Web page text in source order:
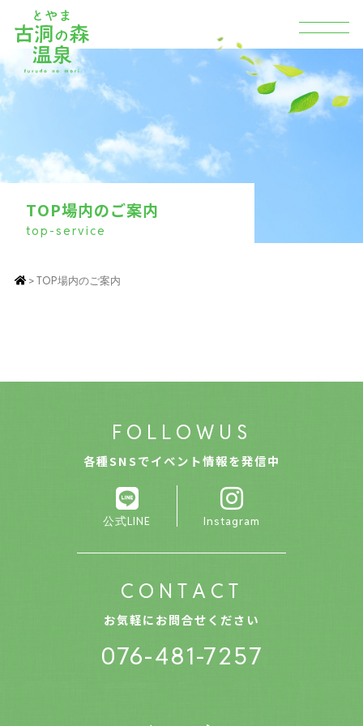
Contents
古洞の森温泉食堂
とやま古洞の森
@furudo no mori .All Right Reserved.
TOP場内のご案内
top-service
TOP場内のご案内
F O L L O W U S
各種SNSでイベント情報を発信中
公式LINE Instagram
C O N T A C T
お気軽にお問合せください
076-481-7257